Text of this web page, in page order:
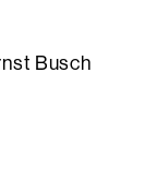
Busch